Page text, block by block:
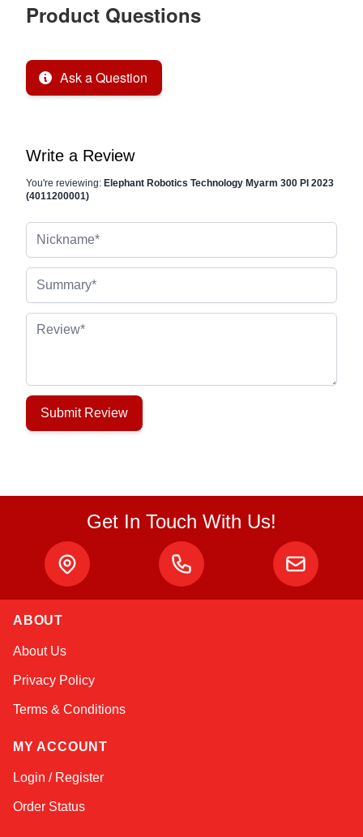
Product Questions
Ask a Question
Write a Review
You're reviewing: Elephant Robotics Technology Myarm 300 PI 2023
(4011200001)
Review
Submit Review
Get In Touch With Us!
ABOUT
About Us
Privacy Policy
Terms & Conditions
MY ACCOUNT
Login / Register
Order Status